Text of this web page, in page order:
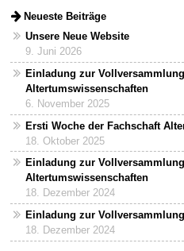
Neueste Beiträge
Unsere Neue Website
9. Juni 2026
Einladung zur
Altertumswissenschaften
6. November 2025
Ersti Woche der Fachschaft
18. Oktober 2025
Einladung zur
Altertumswissenschaften
18. Dezember 2024
Einladung zur
18. Dezember 2024